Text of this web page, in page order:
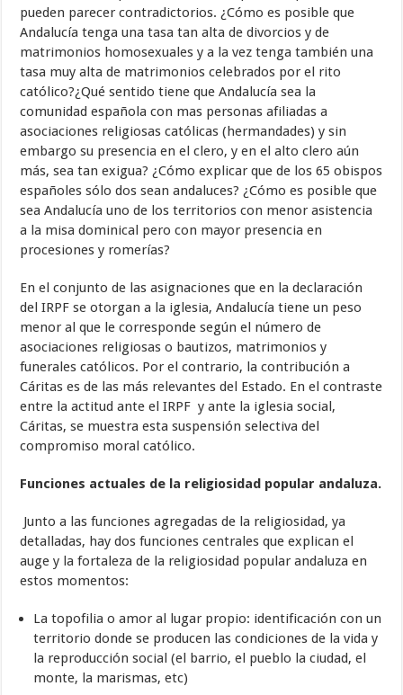
pueden parecer contradictorios. ¿Cómo es posible que
Andalucía tenga una tasa tan alta de divorcios y de
matrimonios homosexuales y a la vez tenga también una
tasa muy alta de matrimonios celebrados por el rito
católico?¿Qué sentido tiene que Andalucía sea la
comunidad española con mas personas afiliadas a
asociaciones religiosas católicas (hermandades) y sin
embargo su presencia en el clero, y en el alto clero aún
más, sea tan exigua? ¿Cómo explicar que de los 65 obispos
españoles sólo dos sean andaluces? ¿Cómo es posible que
sea Andalucía uno de los territorios con menor asistencia
a la misa dominical pero con mayor presencia en
procesiones y romerías?
En el conjunto de las asignaciones que en la declaración
del IRPF se otorgan a la iglesia, Andalucía tiene un peso
menor al que le corresponde según el número de
asociaciones religiosas o bautizos, matrimonios y
funerales católicos. Por el contrario, la contribución a
Cáritas es de las más relevantes del Estado. En el contraste
entre la actitud ante el IRPF y ante la iglesia social,
Cáritas, se muestra esta suspensión selectiva del
compromiso moral católico.
Funciones actuales de la religiosidad popular andaluza.
Junto a las funciones agregadas de la religiosidad, ya
detalladas, hay dos funciones centrales que explican el
auge y la fortaleza de la religiosidad popular andaluza en
estos momentos:
La topofilia o amor al lugar propio: identificación con un
territorio donde se producen las condiciones de la vida y
la reproducción social (el barrio, el pueblo la ciudad, el
monte, la marismas, etc)